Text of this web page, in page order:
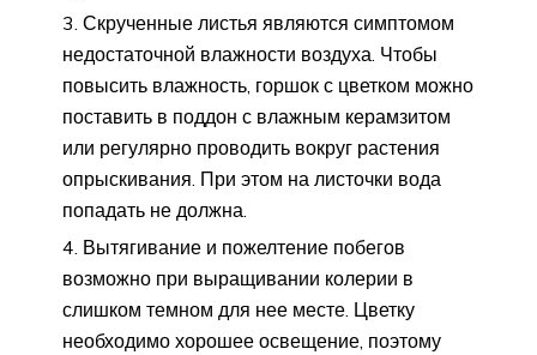
Скрученные листья являются симптомом
недостаточной влажности воздуха. Чтобы
повысить влажность, горшок с цветком можно
поставить в поддон с влажным керамзитом
или регулярно проводить вокруг растения
опрыскивания. При этом на листочки вода
попадать не должна.
Вытягивание и пожелтение побегов
возможно при выращивании колерии в
слишком темном для нее месте. Цветку
необходимо хорошее освещение, поэтому